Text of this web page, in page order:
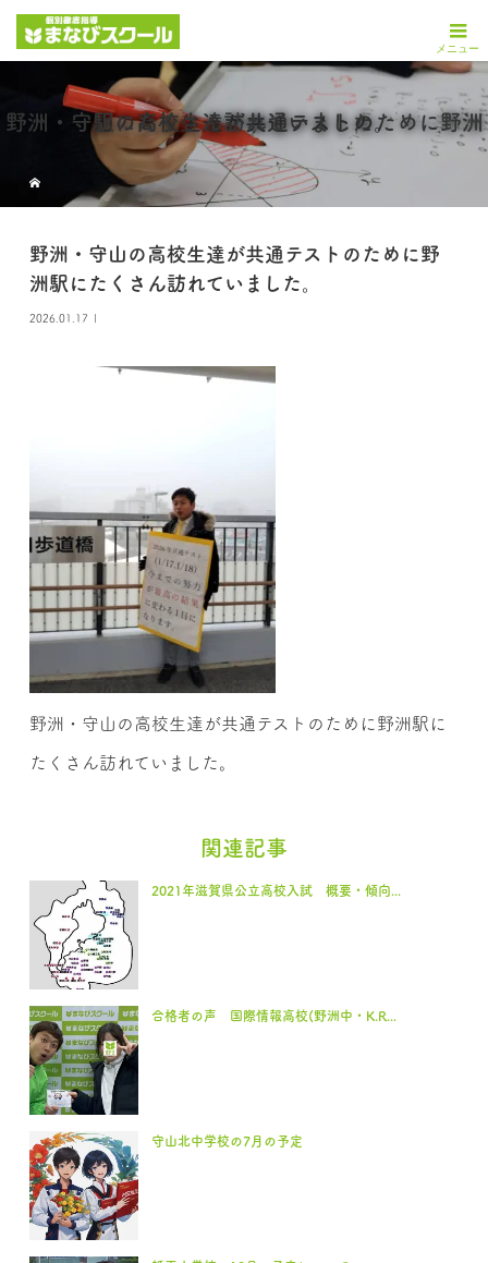
野洲・守山の高校生達が共通テストのために野洲駅にたくさん訪れていました。
野洲・守山の高校生達が共通テストのために野
洲駅にたくさん訪れていました。
2026.01.17
野洲・守山の高校生達が共通テストのために野洲駅に
たくさん訪れていました。
関連記事
2021年滋賀県公立高校入試 概要・傾向...
合格者の声 国際情報高校(野洲中・K.R...
守山北中学校の7月の予定